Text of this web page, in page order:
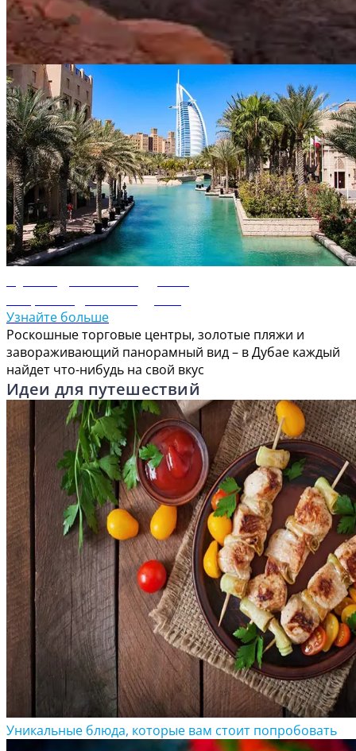
Путеводитель по ОАЭ
украшенный изысканным исламским геометрическим
орнаментом и витражами из цветного стекла.
Узнайте больше
Роскошные торговые центры, золотые пляжи и
завораживающий панорамный вид – в Дубае каждый
найдет что-нибудь на свой вкус
Идеи для путешествий
Уникальные блюда, которые вам стоит попробовать